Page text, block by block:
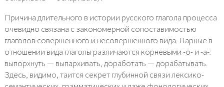
Причина длительного в истории русского глагола процесса
очевидно связана с закономерной сопоставимостью
глаголов совершенного и несовершенного вида. Парные в
отношении вида глаголы различаются корневыми -о- и -а-:
выпорхнуть — выпархивать, доработать — дорабатывать.
Здесь, видимо, таится секрет глубинной связи лексико-